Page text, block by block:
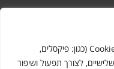
אתר זה עושה שימוש בקבצי "עוגיות" - Cookies (כגון: פיקסלים,
לצורך תפעול ושיפור
ומידע מהשטח מהעיר
מידע על
עסקים בחולון, ודיונים על
בדיון ולשלוח לנו כתבות